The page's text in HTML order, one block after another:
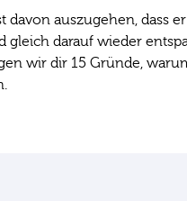
auszugehen, dass
darauf wieder
wir dir 15 Gründe,